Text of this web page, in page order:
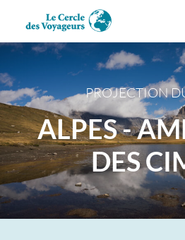
directement
contenu
PROJECTION
ALPES -
DES